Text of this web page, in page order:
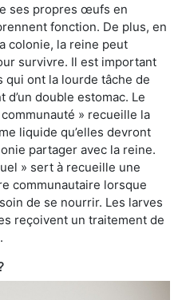
ses propres œufs en
fonction. De plus, en
colonie, la reine peut
survivre. Il est important
ont la lourde tâche de
double estomac. Le
» recueille la
liquide qu’elles devront
partager avec la reine.
» sert à recueille une
communautaire lorsque
de se nourrir. Les larves
reçoivent un traitement de